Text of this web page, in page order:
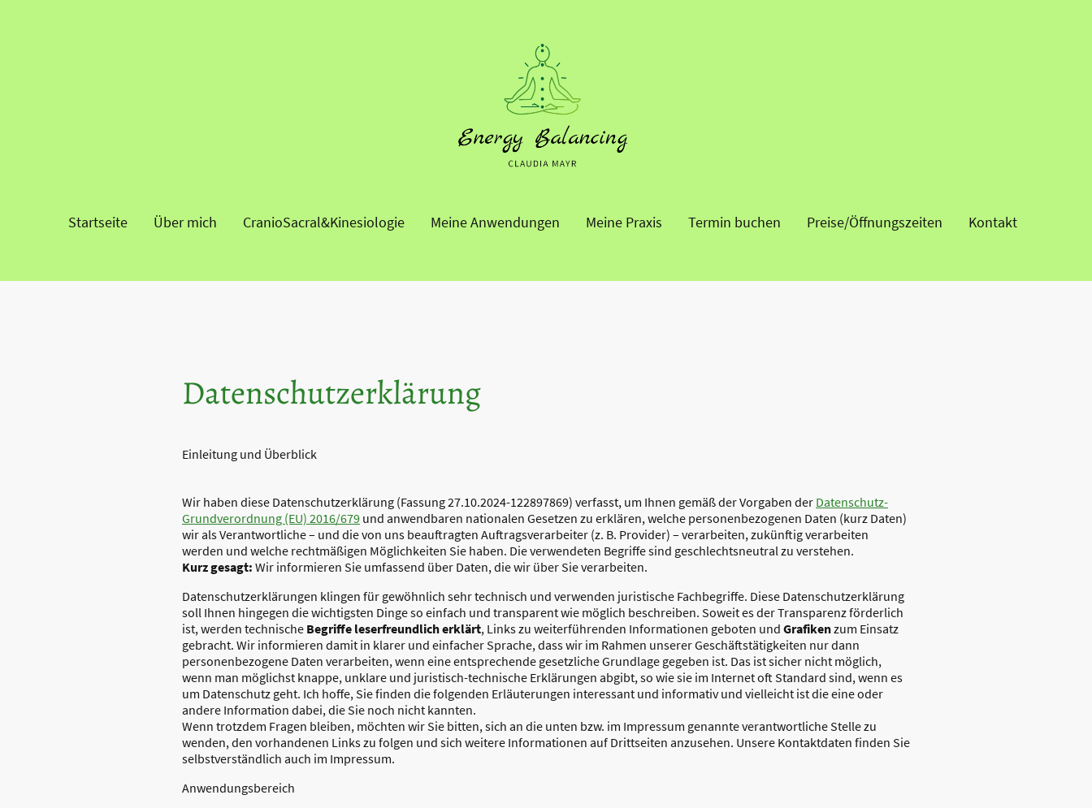
Startseite Über mich CranioSacral&Kinesiologie Meine Anwendungen Meine Praxis Termin buchen Preise/Öffnungszeiten Kontakt
Datenschutzerklärung
Einleitung und Überblick
Wir haben diese Datenschutzerklärung (Fassung 27.10.2024-122897869) verfasst, um Ihnen gemäß der Vorgaben der Datenschutz-
Grundverordnung (EU) 2016/679 und anwendbaren nationalen Gesetzen zu erklären, welche personenbezogenen Daten (kurz Daten)
wir als Verantwortliche – und die von uns beauftragten Auftragsverarbeiter (z. B. Provider) – verarbeiten, zukünftig verarbeiten
werden und welche rechtmäßigen Möglichkeiten Sie haben. Die verwendeten Begriffe sind geschlechtsneutral zu verstehen.
Kurz gesagt: Wir informieren Sie umfassend über Daten, die wir über Sie verarbeiten.
Datenschutzerklärungen klingen für gewöhnlich sehr technisch und verwenden juristische Fachbegriffe. Diese Datenschutzerklärung
soll Ihnen hingegen die wichtigsten Dinge so einfach und transparent wie möglich beschreiben. Soweit es der Transparenz förderlich
ist, werden technische Begriffe leserfreundlich erklärt, Links zu weiterführenden Informationen geboten und Grafikenzum Einsatz
gebracht. Wir informieren damit in klarer und einfacher Sprache, dass wir im Rahmen unserer Geschäftstätigkeiten nur dann
personenbezogene Daten verarbeiten, wenn eine entsprechende gesetzliche Grundlage gegeben ist. Das ist sicher nicht möglich,
wenn man möglichst knappe, unklare und juristisch-technische Erklärungen abgibt, so wie sie im Internet oft Standard sind, wenn es
um Datenschutz geht. Ich hoffe, Sie finden die folgenden Erläuterungen interessant und informativ und vielleicht ist die eine oder
andere Information dabei, die Sie noch nicht kannten.
Wenn trotzdem Fragen bleiben, möchten wir Sie bitten, sich an die unten bzw. im Impressum genannte verantwortliche Stelle zu
wenden, den vorhandenen Links zu folgen und sich weitere Informationen auf Drittseiten anzusehen. Unsere Kontaktdaten finden Sie
selbstverständlich auch im Impressum.
Anwendungsbereich